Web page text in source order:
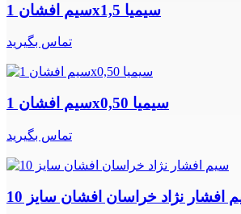
سیم افشان 1x1,5 سیمیا
تماس بگیرید
سیم افشان 1x0,50 سیمیا
تماس بگیرید
افشار نژاد خراسان افشان سایز 10